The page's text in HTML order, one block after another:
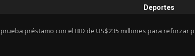
Deportes
préstamo con el BID de US$235 millones para reforzar